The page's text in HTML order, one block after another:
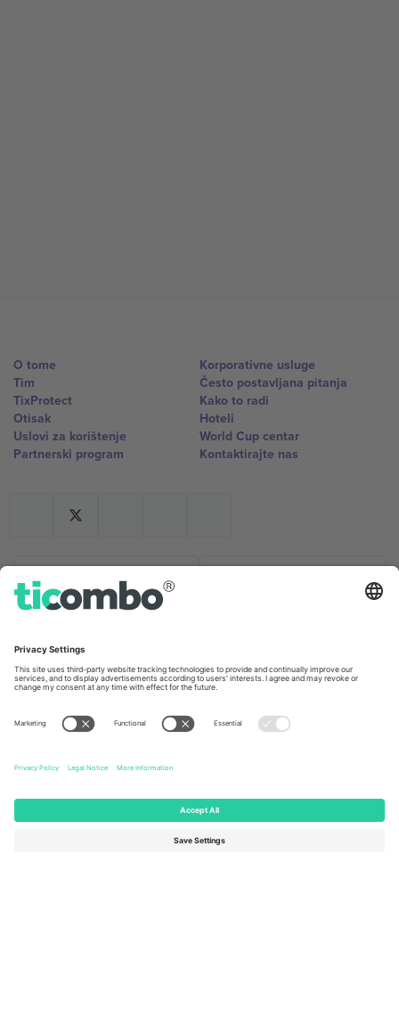
O tome
Tim
TixProtect
Otisak
Uslovi za korištenje
Partnerski program
Korporativne usluge
Često postavljana pitanja
Kako to radi
Hoteli
World Cup centar
Kontaktirajte nas
Germany
Berlin, Germany
United Kingdom
London, EC1V 1AW, United
United States
131 Continental Dr, Suite 305,
Newark, Delaware 19713, United
Dorfstrasse 52a, 6390
Engelberg, Switzerland